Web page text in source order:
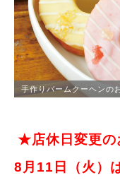
手作りバームクーヘンの
★店休日変更の
8月11日（火）